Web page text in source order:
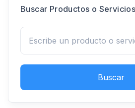
Buscar Productos o Servicios
Buscar